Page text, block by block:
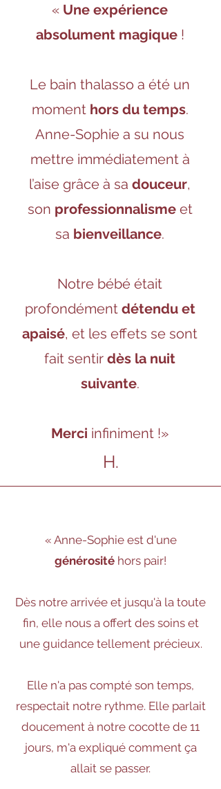
« Une expérience
absolument magique!
Le bain thalasso a été un
moment hors du temps.
Anne-Sophie a su nous
mettre immédiatement à
l’aise grâce à sa douceur,
son professionnalismeet
sa bienveillance.
Notre bébé était
profondément détendu et
apaisé, et les effets se sont
fait sentir dès la nuit
suivante.
Merci infiniment !»
H.
« Anne-Sophie est d'une
générosité hors pair!
Dès notre arrivée et jusqu'à la toute
fin, elle nous a offert des soins et
une guidance tellement précieux.
Elle n'a pas compté son temps,
respectait notre rythme. Elle parlait
doucement à notre cocotte de 11
jours, m'a expliqué comment ça
allait se passer.